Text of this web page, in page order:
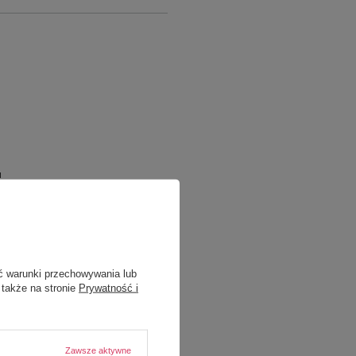
warunki przechowywania lub
na stronie Prywatność i
Zawsze aktywne